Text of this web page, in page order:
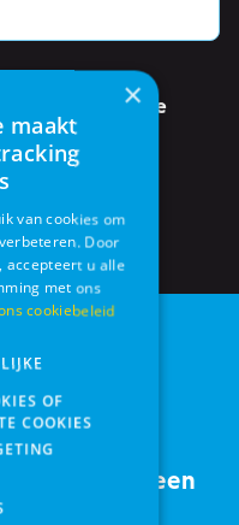
gegevens te
Service met een
×
maakt
van cookies om
Door
accepteert u alle
met ons
cookiebeleid
OF
COOKIES